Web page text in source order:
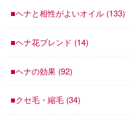
■ヘナと相性がよいオイル (133)
■ヘナ花ブレンド (14)
■ヘナの効果 (92)
■クセ毛・縮毛 (34)